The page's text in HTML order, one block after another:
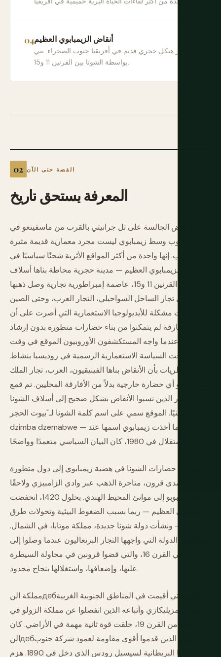
أنقاض الزيمبابوي العظيم
أكبر هيكل حجري قديم في أفريقيا جنوب الصحراء. بني
بواسطة الشونا بين القرنين 11 و15.
القصة حتى الآن
تاريخيستحقالمعرفة
الأنقاض الجالسة على تل جرانيتي بالقرب من ماسفينغو في
جنوب وسط زيمبابوي ليست مجرد معمارية قديمة مثيرة
للإعجاب. إنها واحدة من أكثر المواقع الأثرية شحنًا سياسيًا في
العالم. الزيمبابوي العظيم — مدينة حجرية محاطة بناها أسلاف
الشونا بين القرنين 11 و15، عاصمة إمبراطورية تجارية وصل ذهبها
وعاجها إلى تجار الساحل السواحيلي، التجار العرب، وحتى الصين
— كانت مشكلة للأيديولوجيا الاستعمارية التي أصرت على أن
الأفارقة لم يتمكنوا من بناء حضارات متطورة بدون إرشاد
خارجي. عندما واجه المستكشفون الأوروبيون الموقع في وقت
مبكر، روجت السياسة الاستعمارية الرسمية في روديسيا بنشاط
لنظريات بأن الأنقاض بناها الفينيقيون، العرب، تجار الملك
سليمان، أو أي حضارة خارجية بدلاً من الأفارقة المحليين. تم قمع
علماء الآثار الذين نسبوا الأنقاض بشكل صحيح إلى أسلاف الشونا
مهنيًا. الموقع سمي على اسم كلمة الشونا لـ"بيوت الحجر" —
dzimba dzemabwe — وعندما أخذت زيمبابوي اسمها عند
تطورت حضارات الشونا في هضبة زيمبابوي إلى دول متطورة
على مدى قرون، متاجرة الذهب عبر وادي الزامبيزي ولاحقًا
ممر ليمبوبو إلى موانئ المحيط الهندي. بحلول 1420، انخفضت
الزيمبابوي العظيم — ربما بسبب الضغوط البيئية وتحولات طرق
التجارة — ونشأت دولة شونا جديدة، مملكة موتابا، في الشمال.
هذه كانت الدولة التي واجهها التجار البرتغاليون عندما وصلوا إلى
الداخل في القرن 16، والتي قضوا قرونين في محاولة السيطرة
عليها، وإضعافها، واستغلالها بنجاح محدود.
مملكة النдебيلي، التي أقيمت في المناطق الجنوبية الغربية
بقيادة مزيليكازي وأتباعه الذين انفصلوا عن مملكة الزولو في
الثلاثينيات من القرن 19، خلقت قوة ثانية مهمة في الأراضي. كان
النдебيليون الذين قدموا أقوى مقاومة لعمود شركة جنوب
أفريقيا البريطانية لسيسيل رودس الذي دخل في 1890. هزم